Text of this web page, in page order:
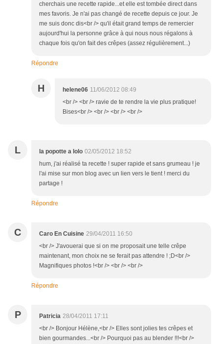
cherchais une recette rapide...et elle est tombée direct dans
mes favoris. Je n'ai pas changé de recette depuis ce jour. Je
me suis donc dis<br /> qu'il était grand temps de remercier
aujourd'hui la personne grâce à qui nous nous régalons à
chaque fois qu'on fait des crêpes (assez régulièrement...)
Répondre
H helene06 11/06/2012 08:49
<br /> <br /> ravie de te rendre la vie plus pratique!
Bises<br /> <br /> <br /> <br />
L la popotte a lolo 02/05/2012 18:52
hum, j'ai réalisé ta recette ! super rapide et sans grumeau ! je
l'ai mise sur mon blog avec un lien vers le tient ! merci du
partage !
Répondre
C Caro En Cuisine 29/04/2011 16:50
<br /> J'avouerai que si on me proposait une telle crêpe
maintenant, mon choix ne se ferait pas attendre ! ;D<br />
Magnifiques photos !<br /> <br /> <br />
Répondre
P Patricia 28/04/2011 17:11
<br /> Bonjour Hélène,<br /> Elles sont jolies tes crêpes et
bien gourmandes...<br /> Pourquoi pas au blender !!!<br />